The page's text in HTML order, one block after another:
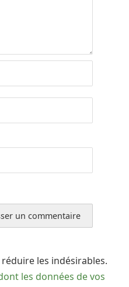
les indésirables.
les données de vos